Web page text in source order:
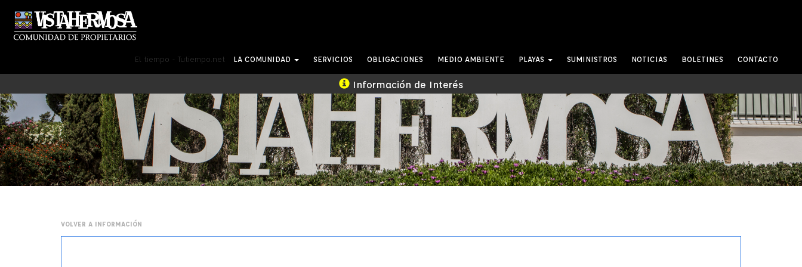
El tiempo - Tutiempo.net LA COMUNIDAD SERVICIOS OBLIGACIONES MEDIO AMBIENTE PLAYAS SUMINISTROS NOTICIAS BOLETINES CONTACTO
Información de Interés
VOLVER A INFORMACIÓN